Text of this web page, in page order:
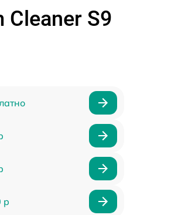
S9
р